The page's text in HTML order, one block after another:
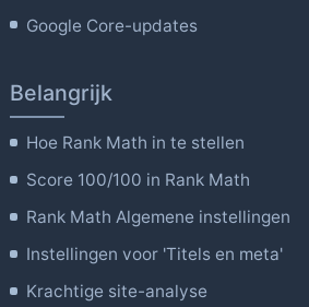
Google Core-updates
Belangrijk
Hoe Rank Math in te stellen
Score 100/100 in Rank Math
Rank Math Algemene instellingen
Instellingen voor 'Titels en meta'
Krachtige site-analyse